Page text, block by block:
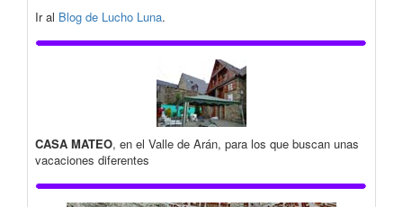
Ir al Blog de Lucho Luna.
CASA MATEO, en el Valle de Arán, para los que buscan unas
vacaciones diferentes